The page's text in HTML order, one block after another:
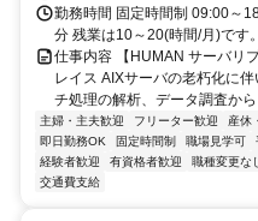
勤務時間 固定時間制 09:00～
分 残業は10～20(時間/月)です。
仕事内容 【HUMAN サーバリ
レイス AIXサーバの老朽化に
チ処理の解析、データ調査か
主婦・主夫歓迎 フリーター歓迎 産休
即日勤務OK
固定時間制 職場見学可
経験者歓迎
有資格者歓迎 職種変更なし
交通費支給